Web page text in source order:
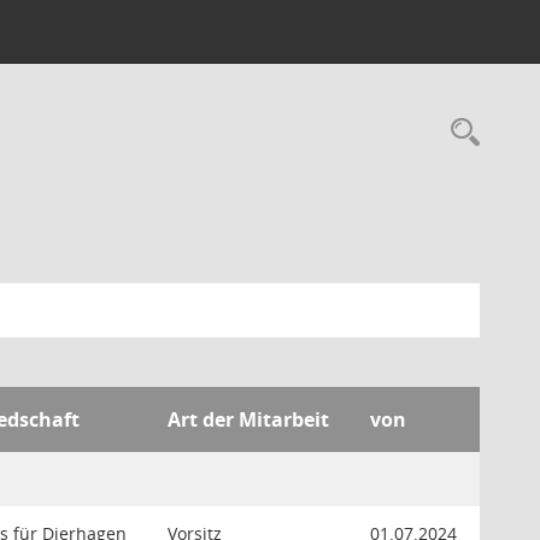
Art der Mitarbeit von
für Dierhagen Vorsitz 01.07.2024